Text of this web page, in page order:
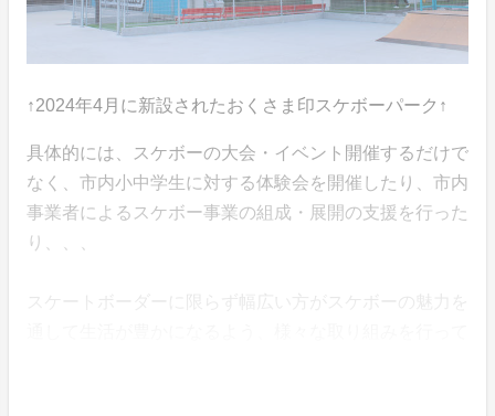
↑2024年4月に新設されたおくさま印スケボーパーク↑
具体的には、スケボーの大会・イベント開催するだけで
なく、市内小中学生に対する体験会を開催したり、市内
事業者によるスケボー事業の組成・展開の支援を行った
り、、、